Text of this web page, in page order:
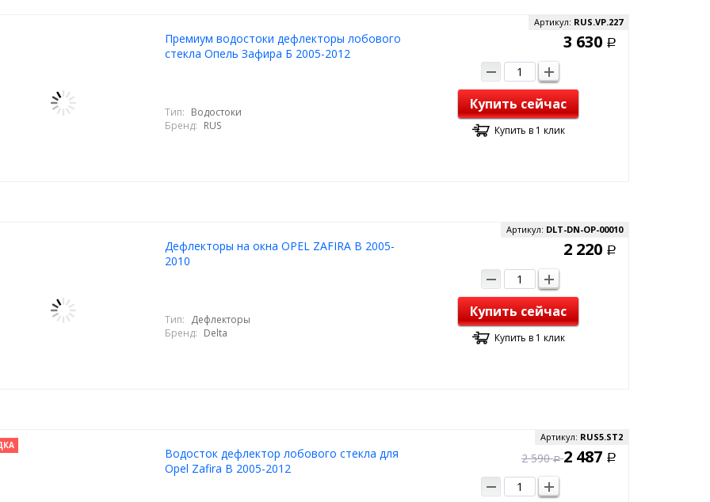
Премиум водостоки дефлекторы лобового
стекла Опель Зафира Б 2005-2012
Артикул: RUS.VP.227
Тип: Водостоки
Бренд: RUS
3 630 Р
Купить сейчас
Купить в 1 клик
Дефлекторы на окна OPEL ZAFIRA B 2005-
2010
Артикул: DLT-DN-OP-00010
Тип: Дефлекторы
Бренд: Delta
2 220 Р
Купить сейчас
Купить в 1 клик
Водосток дефлектор лобового стекла для
Opel Zafira B 2005-2012
Артикул: RUS5.ST2
2 590 Р 2 487 Р